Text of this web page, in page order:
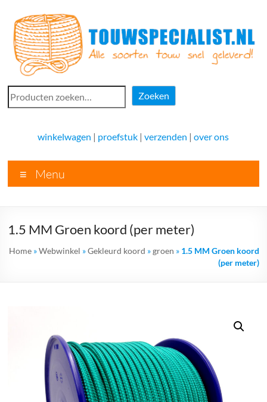
naar
inhoud
Touwspecialist.nl
voor
vele
soorten
goed
advies!
Zoeken
Zoeken
winkelwagen | proefstuk |verzenden |over ons
Menu
1.5 MM Groen koord (per meter)
Home»Webwinkel »Gekleurd koord »groen » 1.5 MM Groen koord
(per meter)